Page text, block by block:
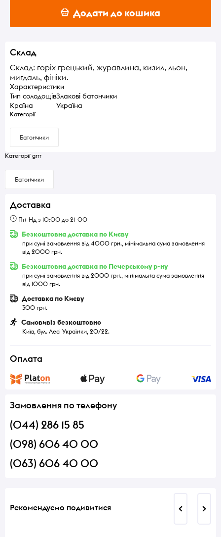
Додати до кошика
Склад
Склад: горіх грецький, журавлина, кизил, льон,
мигдаль, фініки.
Характеристики
Тип солодощівЗлакові батончики
Країна
Україна
Категорії
Батончики
Категорії grrr
Батончики
Доставка
Пн-Нд з 10:00 до 21-00
Безкоштовна доставка по Києву
при сумі замовлення від 4000 грн., мінімальна сума замовлення
від 2000 грн.
Безкоштовна доставка по Печерському р-ну
при сумі замовлення від 2000 грн., мінімальна сума замовлення
від 1000 грн.
Доставка по Києву
300 грн.
Самовивіз безкоштовно
Київ, бул. Лесі Українки, 20/22.
Оплата
Замовлення по телефону
(044) 286 15 85
(098) 606 40 00
(063) 606 40 00
Рекомендуємо подивитися